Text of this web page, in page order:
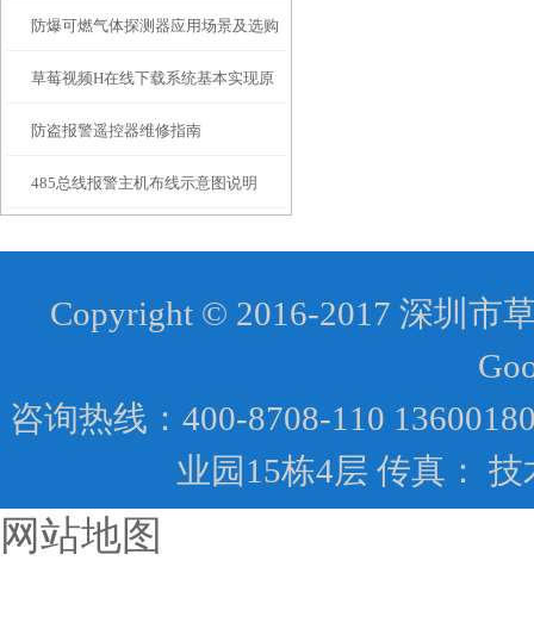
原则
防爆可燃气体探测器应用场景及选购
指南
草莓视频H在线下载系统基本实现原
理及其作用
防盗报警遥控器维修指南
485总线报警主机布线示意图说明
Copyright © 2016-2017 深圳市
咨询热线：400-8708-110
业园15栋4层 传真：
网站地图